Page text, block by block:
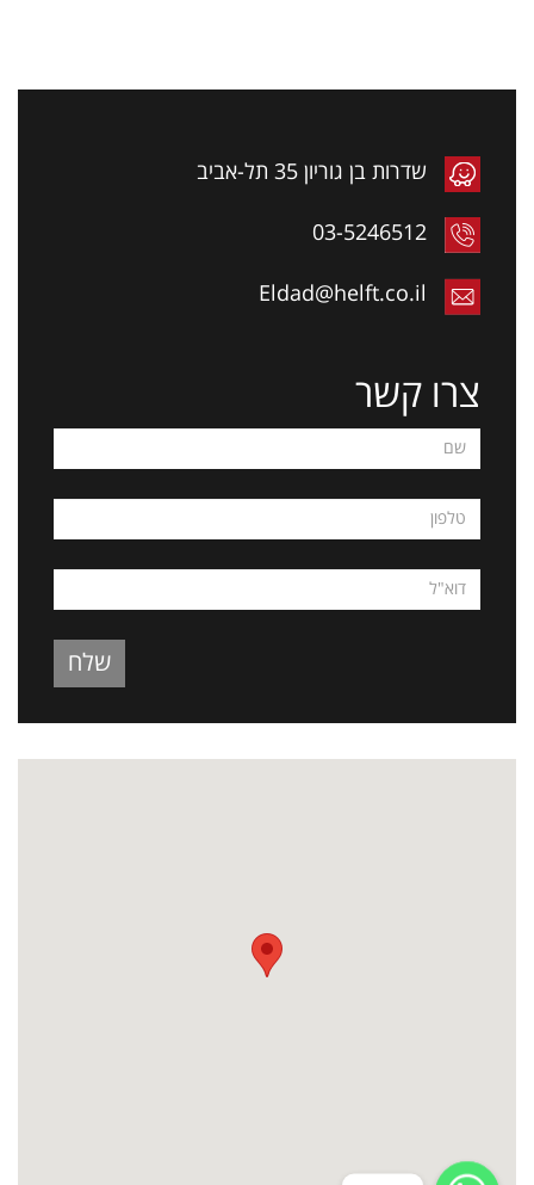
שדרות בן גוריון 35 תל-אביב
צרו קשר